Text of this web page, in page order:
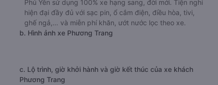
Phú Yên sử dụng 100% xe hạng sang, đời mới. Tiện nghi
hiện đại đầy đủ với sạc pin, ổ cắm điện, điều hòa, tivi,
ghế ngả,… và miễn phí khăn, ướt nước lọc theo xe.
b. Hình ảnh xe Phương Trang
c. Lộ trình, giờ khởi hành và giờ kết thúc của xe khách
Phương Trang